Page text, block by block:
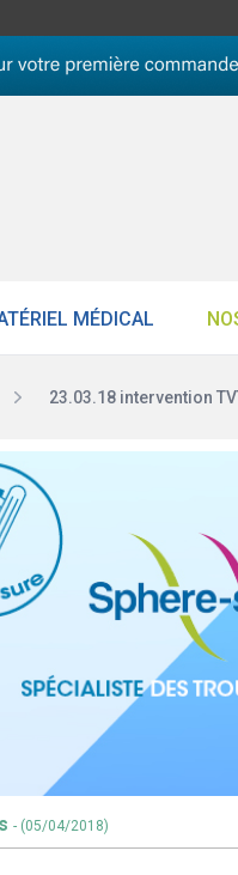
MÉDICAL
23.03.18 intervention
- (05/04/2018)